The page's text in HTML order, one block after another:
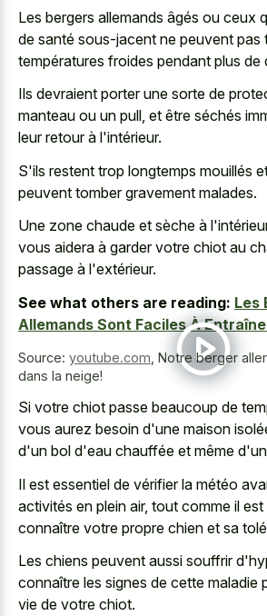
Les bergers allemands âgés ou ceux
de santé sous-jacent ne peuvent pas
températures froides pendant plus de
Ils devraient porter une sorte de
manteau ou un pull, et être séchés
leur retour à l'intérieur.
S'ils restent trop longtemps mouillés
peuvent tomber gravement malades.
Une zone chaude et sèche à
vous aidera à garder votre chiot au
passage à l'extérieur.
See what others are reading: Les
Allemands Sont Faciles À
Source: youtube.com Notre berger
dans la neige!
Si votre chiot passe beaucoup de
vous aurez besoin d'une maison
d'un bol d'eau chauffée et même
Il est essentiel de vérifier la météo
activités en plein air, tout comme il
connaître votre propre chien et sa
Les chiens peuvent aussi souffrir
connaître les signes de cette maladie
vie de votre chiot.